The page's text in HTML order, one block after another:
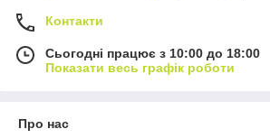
Контакти
Сьогодні працює з 10:00 до 18:00
Показати весь графік роботи
Про нас